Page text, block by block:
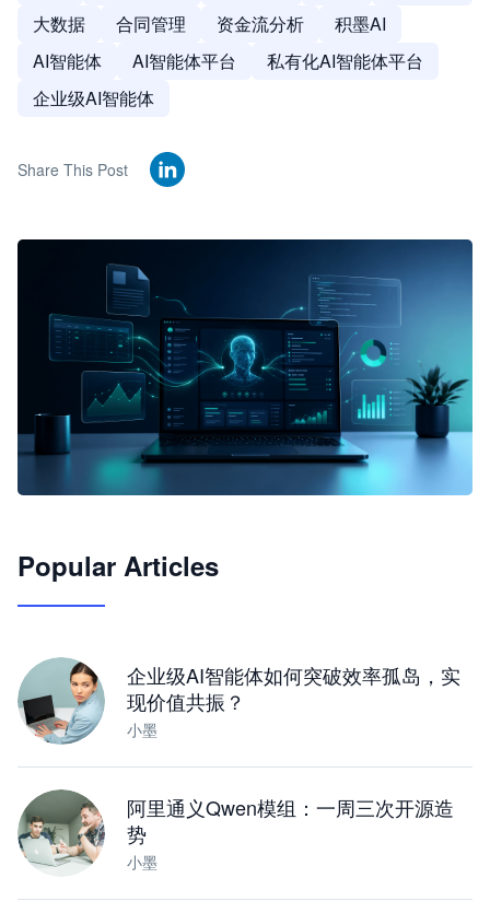
大数据
合同管理 资金流分析
积墨AI
AI智能体
AI智能体平台
私有化AI智能体平台
企业级AI智能体
Share This Post
JimoClaw 桌面 AI Agent 工作台
Popular Articles
企业级AI智能体如何突破效率孤岛，实
现价值共振？
小墨
阿里通义Qwen模组：一周三次开源造
势
小墨